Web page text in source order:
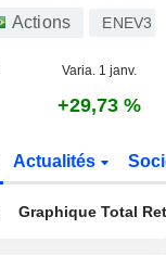
Actions ENEV3
Varia. 1 janv.
+29,73 %
Actualités
Graphique Total